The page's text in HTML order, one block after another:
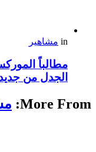
in مشاهير
مطالباً
الجدل من
More From: